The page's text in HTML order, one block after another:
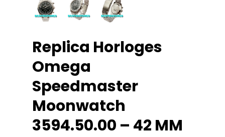
Replica Horloges
Omega
Speedmaster
Moonwatch
3594.50.00 – 42 MM